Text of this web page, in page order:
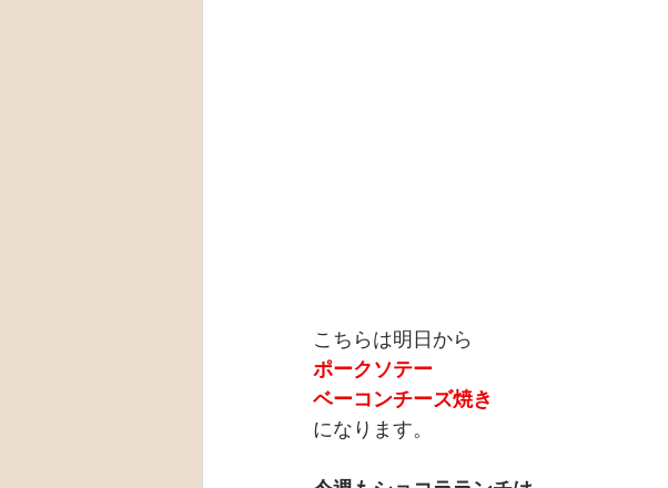
こちらは明日から
ポークソテー
ベーコンチーズ焼き
になります。